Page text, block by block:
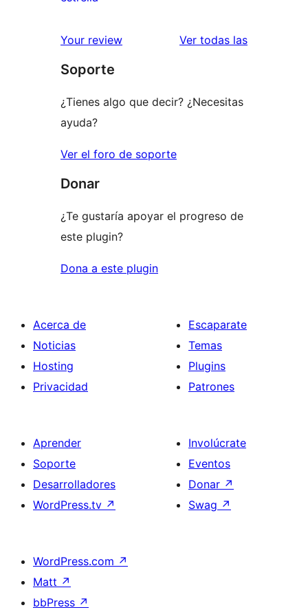
estrellas
de
estrellas
Your review Ver todas las
Soporte
¿Tienes algo que decir? ¿Necesitas
ayuda?
Ver el foro de soporte
Donar
¿Te gustaría apoyar el progreso de
este plugin?
Dona a este plugin
Acerca de
Noticias
Hosting
Privacidad
Escaparate
Temas
Plugins
Patrones
Aprender
Soporte
Desarrolladores
WordPress.tv ↗
Involúcrate
Eventos
Donar ↗
Swag ↗
WordPress.com ↗
Matt ↗
bbPress ↗